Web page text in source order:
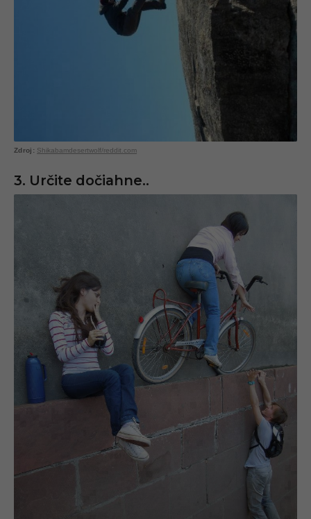
Shikabamdesertwolf/reddit.com
3. Určite dočiahne..